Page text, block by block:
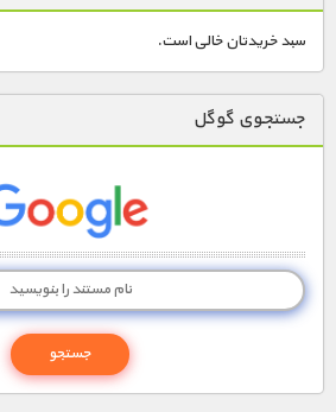
سبد خریدتان خالی است.
جستجوی گوگل